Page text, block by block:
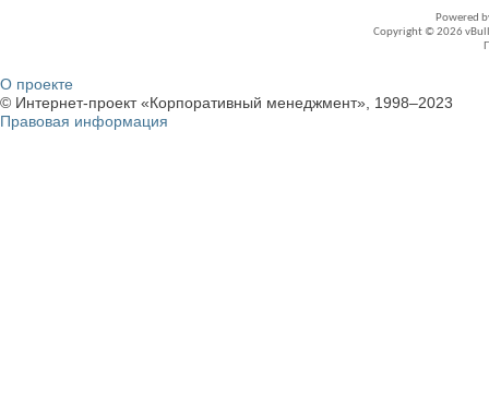
Powered
Copyright © 2026
О проекте
© Интернет-проект «Корпоративный менеджмент», 1998–2023
Правовая информация